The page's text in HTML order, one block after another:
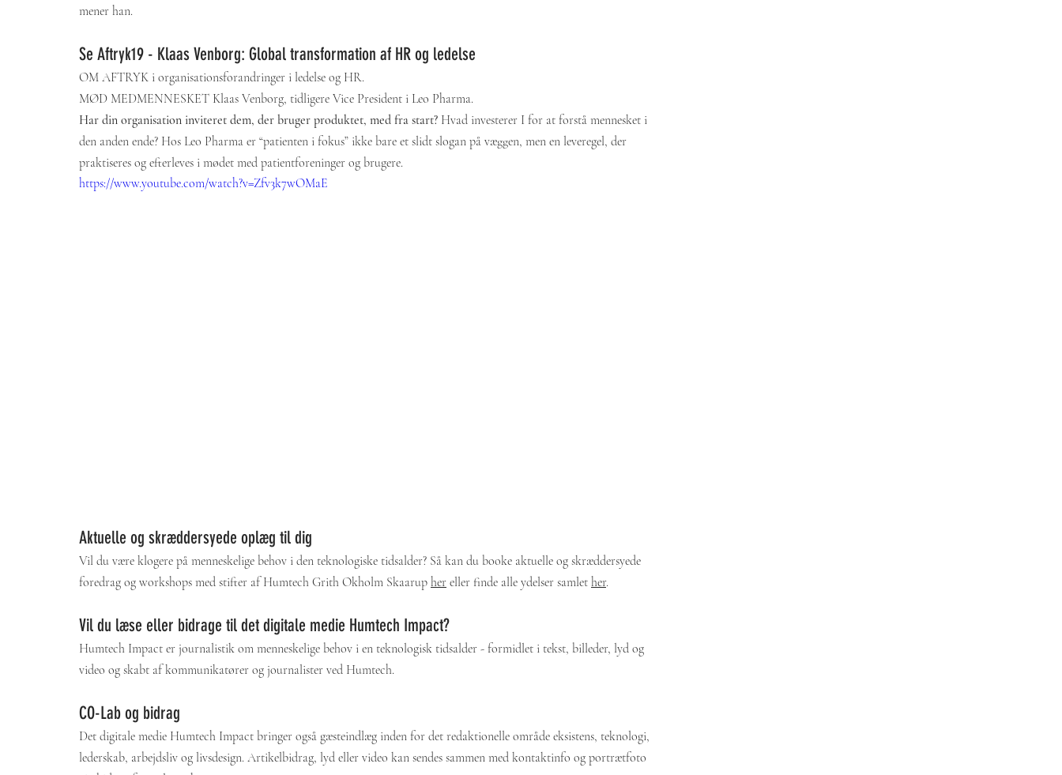
mener han.
Se Aftryk19 - Klaas Venborg: Global transformation af HR og ledelse
OM AFTRYK i organisationsforandringer i ledelse og HR.
MØD MEDMENNESKET Klaas Venborg, tidligere Vice President i Leo Pharma.
Har din organisation inviteret dem, der bruger produktet, med fra start? Hvad investerer I for at forstå mennesket i
den anden ende? Hos Leo Pharma er “patienten i fokus” ikke bare et slidt slogan på væggen, men en leveregel, der
praktiseres og efterleves i mødet med patientforeninger og brugere.
https://www.youtube.com/watch?v=Zfv3k7wOMaE
Aktuelle og skræddersyede oplæg til dig
Vil du være klogere på menneskelige behov i den teknologiske tidsalder? Så kan du booke aktuelle og skræddersyede
foredrag og workshops med stifter af Humtech Grith Okholm Skaarup her eller finde alle ydelser samlet her.
Vil du læse eller bidrage til det digitale medie Humtech Impact?
Humtech Impact er journalistik om menneskelige behov i en teknologisk tidsalder - formidlet i tekst, billeder, lyd og
video og skabt af kommunikatører og journalister ved Humtech.
CO-Lab og bidrag
Det digitale medie Humtech Impact bringer også gæsteindlæg inden for det redaktionelle område eksistens, teknologi,
lederskab, arbejdsliv og livsdesign. Artikelbidrag, lyd eller video kan sendes sammen med kontaktinfo og portrætfoto